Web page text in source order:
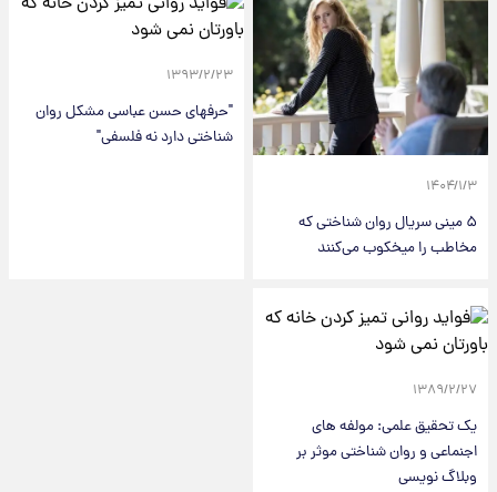
۱۴۰۴/۱/۳
۵ مینی سریال روان شناختی که
مخاطب را میخکوب می‌کنند
۱۳۹۳/۲/۲۳
"حرفهای حسن عباسی مشکل روان
شناختی دارد نه فلسفی"
۱۳۸۹/۲/۲۷
یک تحقیق علمی: مولفه های
اجنماعی و روان شناختی موثر بر
وبلاگ نویسی